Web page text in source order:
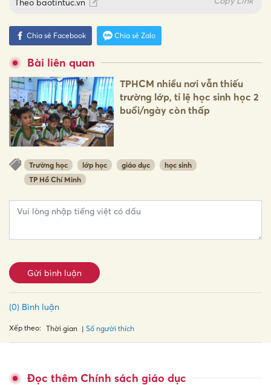
Chia sẻ Facebook Chia sẻ Zalo
Bài liên quan
TPHCM nhiều nơi vẫn thiếu
trường lớp, tỉ lệ học sinh học 2
buổi/ngày còn thấp
Trường học lớp học giáo dục
học sinh
TP Hồ Chí Minh
Gửi bình luận
(0) Bình luận
Xếp theo: Thời gian Số người thích
Đọc thêm Chính sách giáo dục